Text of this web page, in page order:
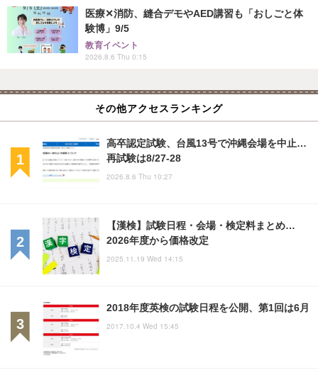
医療✕消防、縫合デモやAED講習も「おしごと体
験博」9/5
教育イベント
2026.8.6 Thu 0:15
その他アクセスランキング
高卒認定試験、台風13号で沖縄会場を中止…
再試験は8/27-28
2026.8.6 Thu 10:27
【漢検】試験日程・会場・検定料まとめ…
2026年度から価格改定
2025.11.19 Wed 14:15
2018年度英検の試験日程を公開、第1回は6月
2017.10.4 Wed 15:45